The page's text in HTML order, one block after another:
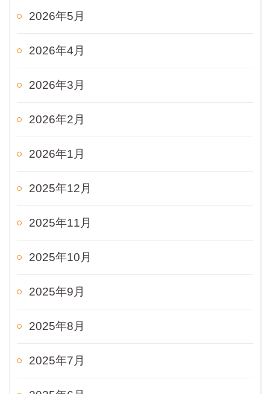
2026年5月
2026年4月
2026年3月
2026年2月
2026年1月
2025年12月
2025年11月
2025年10月
2025年9月
2025年8月
2025年7月